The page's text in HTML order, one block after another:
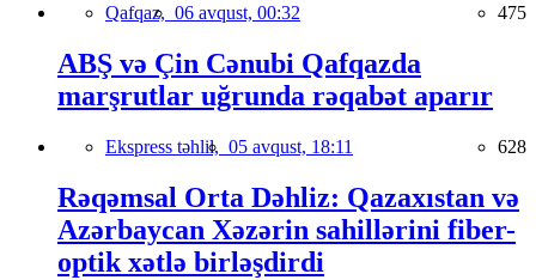
Qafqaz, 06 avqust, 00:32 475
ABŞ və Çin Cənubi Qafqazda
marşrutlar uğrunda rəqabət aparır
Ekspress təhlil, 05 avqust, 18:11 628
Rəqəmsal Orta Dəhliz: Qazaxıstan və
Azərbaycan Xəzərin sahillərini fiber-
optik xətlə birləşdirdi